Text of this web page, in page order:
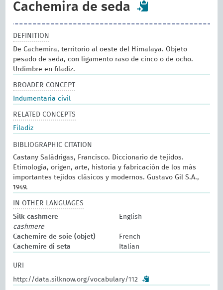
Cachemira de seda
DEFINITION
De Cachemira, territorio al oeste del Himalaya. Objeto
pesado de seda, con ligamento raso de cinco o de ocho.
Urdimbre en filadiz.
BROADER CONCEPT
Indumentaria civil
RELATED CONCEPTS
Filadiz
BIBLIOGRAPHIC CITATION
Castany Saládrigas, Francisco. Diccionario de tejidos.
Etimología, origen, arte, historia y fabricación de los más
importantes tejidos clásicos y modernos. Gustavo Gil S.A.,
1949.
IN OTHER LANGUAGES
Silk cashmere
English
cashmere
Cachemire de soie (objet)
French
Cachemire di seta
Italian
URI
http://data.silknow.org/vocabulary/112